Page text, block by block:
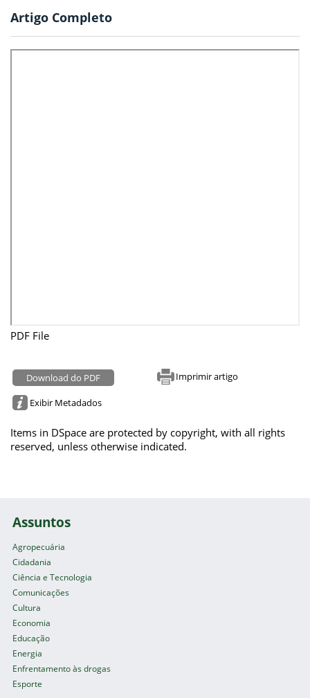
Artigo Completo
PDF File
Download do PDF Imprimir artigo
Exibir Metadados
Items in DSpace are protected by copyright, with all rights
reserved, unless otherwise indicated.
Assuntos
Agropecuária
Cidadania
Ciência e Tecnologia
Comunicações
Cultura
Economia
Educação
Energia
Enfrentamento às drogas
Esporte